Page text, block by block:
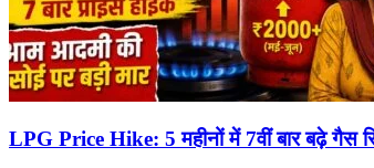
LPG Price Hike: 5 महीनों में 7वीं बार बढ़े गैस